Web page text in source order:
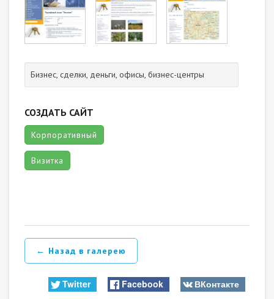
Бизнес, сделки, деньги, офисы, бизнес-центры
СОЗДАТЬ САЙТ
Корпоративный
Визитка
← Назад в галерею
Twitter Facebook ВКонтакте